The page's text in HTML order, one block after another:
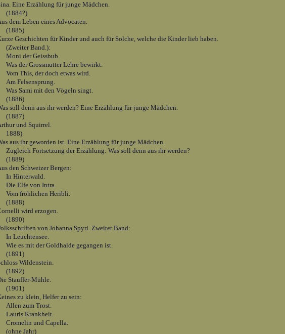
Eine Erzählung für junge Mädchen.
(1884?)
dem Leben eines Advocaten.
(1885)
Geschichten für Kinder und auch für Solche, welche die Kinder lieb haben.
(Zweiter Band.):
Moni der Geissbub.
Was der Grossmutter Lehre bewirkt.
Vom This, der doch etwas wird.
Am Felsensprung.
Was Sami mit den Vögeln singt.
(1886)
soll denn aus ihr werden? Eine Erzählung für junge Mädchen.
(1887)
und Squirrel.
1888)
aus ihr geworden ist. Eine Erzählung für junge Mädchen.
Zugleich Fortsetzung der Erzählung: Was soll denn aus ihr werden?
(1889)
den Schweizer Bergen:
In Hinterwald.
Die Elfe von Intra.
Vom fröhlichen Heribli.
(1888)
wird erzogen.
(1890)
von Johanna Spyri. Zweiter Band:
In Leuchtensee.
Wie es mit der Goldhalde gegangen ist.
(1891)
Wildenstein.
(1892)
Stauffer-Mühle.
(1901)
zu klein, Helfer zu sein:
Allen zum Trost.
Lauris Krankheit.
Cromelin und Capella.
(ohne Jahr)